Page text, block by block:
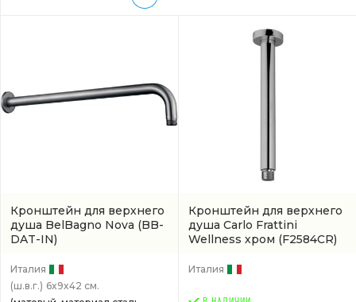
Кронштейн для верхнего
душа BelBagno Nova (BB-
DAT-IN)
Италия
(ш.в.г.) 6x9x42 см.
Кронштейн для верхнего
душа Carlo Frattini
Wellness хром (F2584CR)
Италия